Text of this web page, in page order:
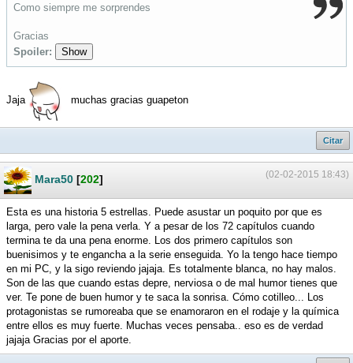
Como siempre me sorprendes
Gracias
Spoiler:
Show
Jaja muchas gracias guapeton
Citar
(02-02-2015 18:43)
Mara50 [202]
Esta es una historia 5 estrellas. Puede asustar un poquito por que es
larga, pero vale la pena verla. Y a pesar de los 72 capítulos cuando
termina te da una pena enorme. Los dos primero capítulos son
buenisimos y te engancha a la serie enseguida. Yo la tengo hace tiempo
en mi PC, y la sigo reviendo jajaja. Es totalmente blanca, no hay malos.
Son de las que cuando estas depre, nerviosa o de mal humor tienes que
ver. Te pone de buen humor y te saca la sonrisa. Cómo cotilleo... Los
protagonistas se rumoreaba que se enamoraron en el rodaje y la química
entre ellos es muy fuerte. Muchas veces pensaba.. eso es de verdad
jajaja Gracias por el aporte.